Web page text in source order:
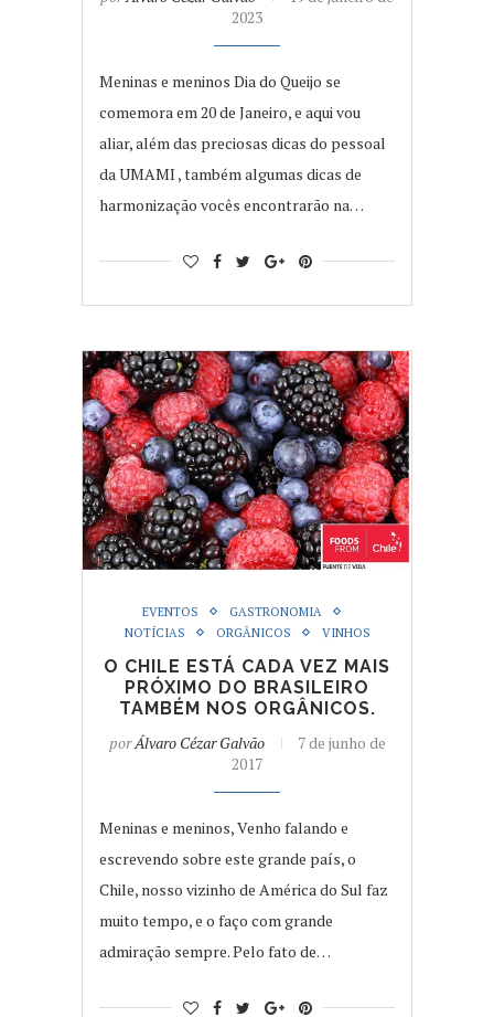
2023
Meninas e meninos Dia do Queijo se
comemora em 20 de Janeiro, e aqui vou
aliar, além das preciosas dicas do pessoal
da UMAMI , também algumas dicas de
harmonização vocês encontrarão na…
EVENTOS
GASTRONOMIA
NOTÍCIAS
ORGÂNICOS VINHOS
O CHILE ESTÁ CADA VEZ MAIS
PRÓXIMO DO BRASILEIRO
TAMBÉM NOS ORGÂNICOS.
porÁlvaro Cézar Galvão
7 de junho de
2017
Meninas e meninos, Venho falando e
escrevendo sobre este grande país, o
Chile, nosso vizinho de América do Sul faz
muito tempo, e o faço com grande
admiração sempre. Pelo fato de…